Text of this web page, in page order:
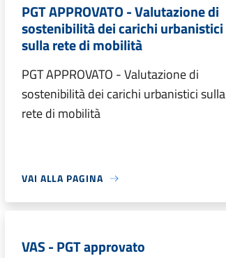
PGT APPROVATO - Valutazione di
sostenibilità dei carichi urbanistici
sulla rete di mobilità
PGT APPROVATO - Valutazione di
sostenibilità dei carichi urbanistici sulla
rete di mobilità
VAI ALLA PAGINA
VAS - PGT approvato